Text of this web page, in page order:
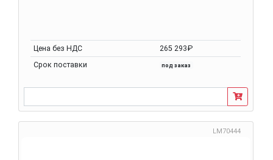
Цена без НДС
265 293₽
Срок поставки
под заказ
LM70444